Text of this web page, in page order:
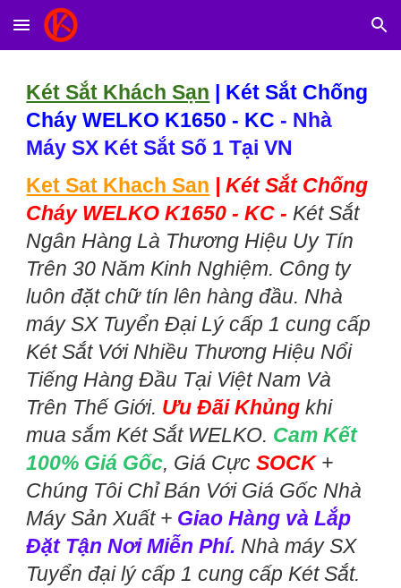
Skip to main content Skip to navigation
Két Sắt Khách Sạn | Két Sắt Chống
Cháy WELKO K1650 - KC - Nhà
Máy SX Két Sắt Số 1 Tại VN
Ket Sat Khach San |Két Sắt Chống
Cháy WELKO K1650 - KC - Két Sắt
Ngân Hàng Là Thương Hiệu Uy Tín
Trên 30 Năm Kinh Nghiệm. Công ty
luôn đặt chữ tín lên hàng đầu. Nhà
máy SX Tuyển Đại Lý cấp 1 cung cấp
Két Sắt Với Nhiều Thương Hiệu Nổi
Tiếng Hàng Đầu Tại Việt Nam Và
Trên Thế Giới. Ưu Đãi Khủng khi
mua sắm Két Sắt WELKO. Cam Kết
100% Giá Gốc, Giá CựcSOCK+
Chúng Tôi Chỉ Bán Với Giá Gốc Nhà
Máy Sản Xuất + Giao Hàng và Lắp
Đặt Tận Nơi Miễn Phí. Nhà máy SX
Tuyển đại lý cấp 1 cung cấp Két Sắt.